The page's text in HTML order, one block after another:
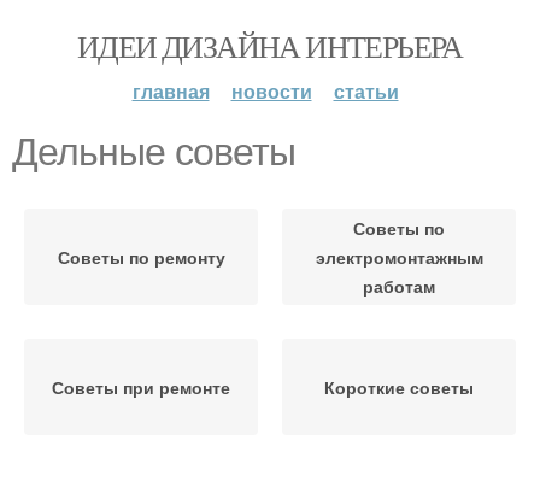
ИДЕИ ДИЗАЙНА ИНТЕРЬЕРА
главная новости статьи
Дельные советы
Советы по ремонту
Советы по
электромонтажным
работам
Советы при ремонте Короткие советы